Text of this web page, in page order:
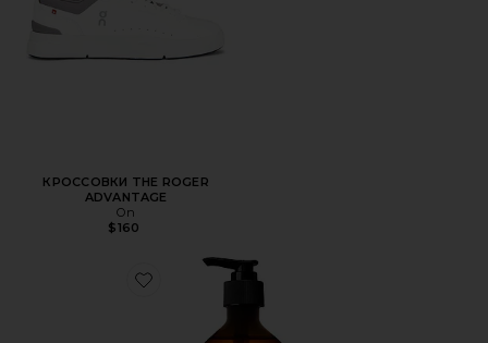
КРОССОВКИ THE ROGER
ADVANTAGE
On
$160
Favorite ЖИДКОЕ МЫЛО RESURRECTION AROMATIQUE